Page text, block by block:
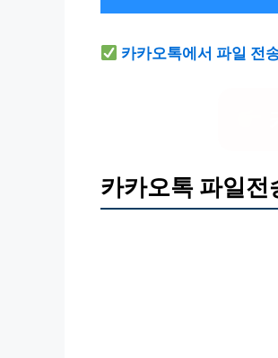
카카오톡에서 파일 전
카카오톡 파일전